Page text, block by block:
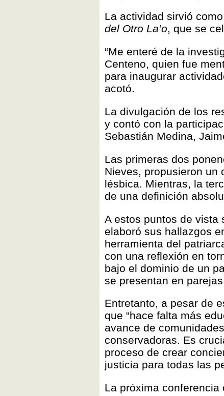
La actividad sirvió
del Otro La’o, que se
“Me enteré de la
Centeno, quien fue
para inaugurar
acotó.
La divulgación de los
y contó con la
Sebastián Medina,
Las primeras dos
Nieves, propusieron un
lésbica. Mientras, la
de una definición
A estos puntos de vista
elaboró sus hallazgos
herramienta del
con una reflexión en
bajo el dominio de un
se presentan en
Entretanto, a pesar de
que “hace falta más
avance de comunidades
conservadoras. Es
proceso de crear
justicia para todas las
La próxima